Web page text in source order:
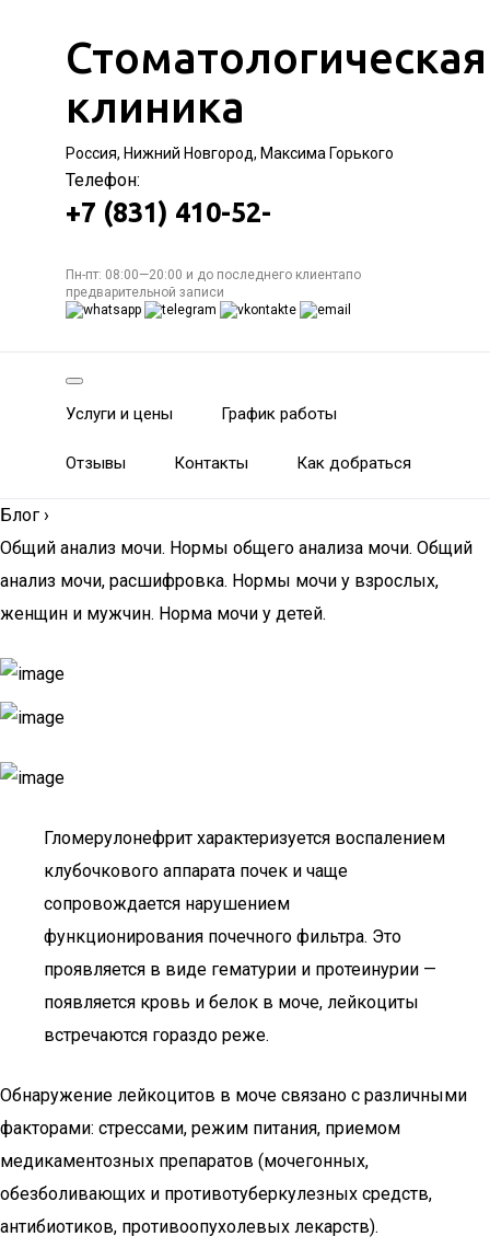
Стоматологическая
клиника
Россия, Нижний Новгород, Максима Горького
Телефон:
+7 (831) 410-52-
Пн-пт: 08:00—20:00 и до последнего клиентапо
предварительной записи
Услуги и цены График работы
Отзывы Контакты Как добраться
Блог ›
Общий анализ мочи. Нормы общего анализа мочи. Общий
анализ мочи, расшифровка. Нормы мочи у взрослых,
женщин и мужчин. Норма мочи у детей.
Гломерулонефрит характеризуется воспалением
клубочкового аппарата почек и чаще
cопровождается нарушением
функционирования почечного фильтра. Это
проявляется в виде гематурии и протеинурии —
появляется кровь и белок в моче, лейкоциты
встречаются гораздо реже.
Обнаружение лейкоцитов в моче связано с различными
факторами: стрессами, режим питания, приемом
медикаментозных препаратов (мочегонных,
обезболивающих и противотуберкулезных средств,
антибиотиков, противоопухолевых лекарств).